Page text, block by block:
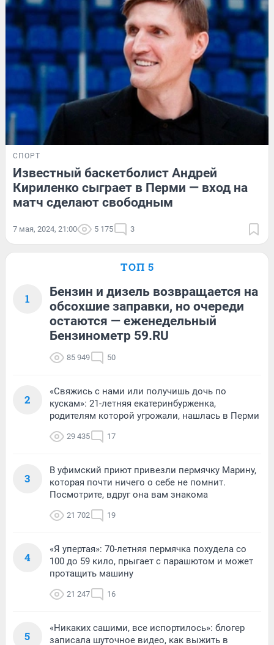
СПОРТ
Известный баскетболист Андрей
Кириленко сыграет в Перми — вход на
матч сделают свободным
7 мая, 2024, 21:00 5 175 3
ТОП 5
1
Бензин и дизель возвращается на
обсохшие заправки, но очереди
остаются — еженедельный
Бензинометр 59.RU
85 949 50
2
«Свяжись с нами или получишь дочь по
кускам»: 21-летняя екатеринбурженка,
родителям которой угрожали, нашлась в Перми
29 435 17
3
В уфимский приют привезли пермячку Марину,
которая почти ничего о себе не помнит.
Посмотрите, вдруг она вам знакома
21 702 19
4
«Я упертая»: 70-летняя пермячка похудела со
100 до 59 кило, прыгает с парашютом и может
протащить машину
21 247 16
5
«Никаких сашими, все испортилось»: блогер
записала шуточное видео, как выжить в